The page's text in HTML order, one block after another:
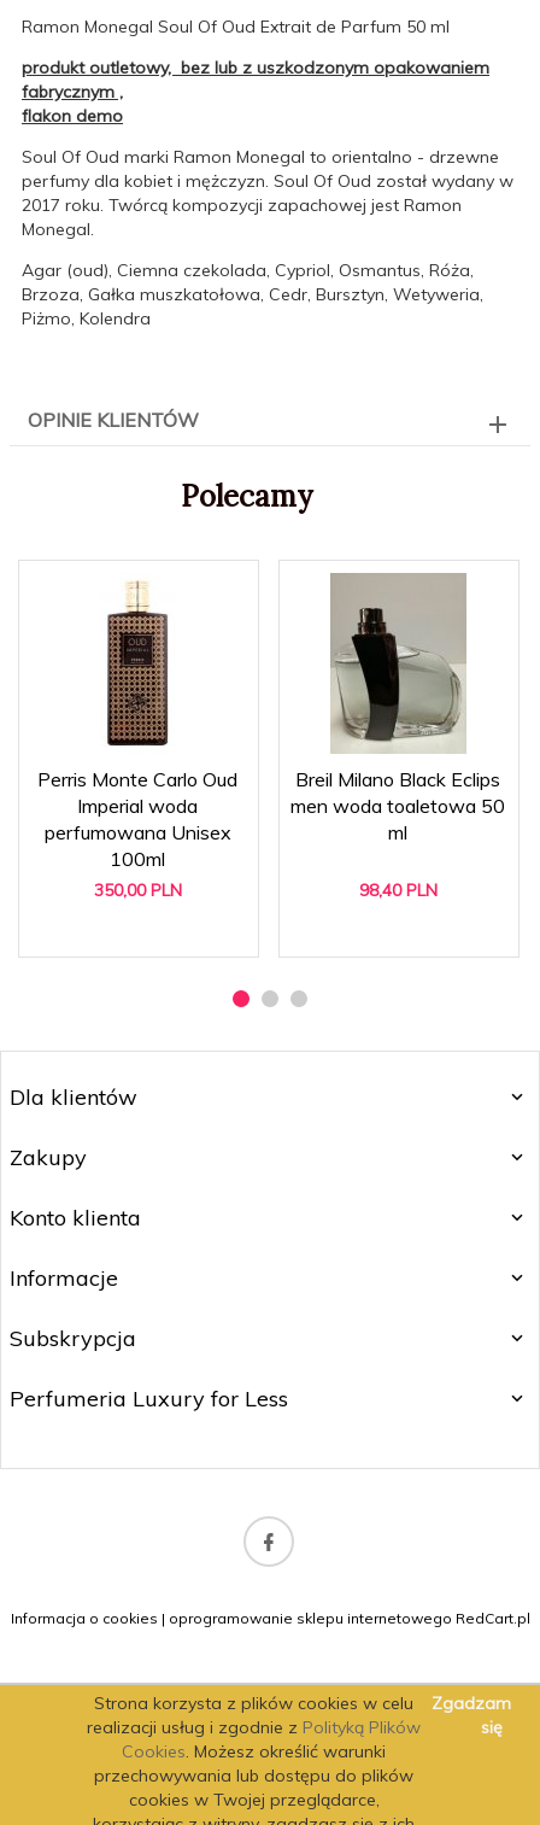
Ramon Monegal Soul Of Oud Extrait de Parfum 50 ml
produkt outletowy, bez lub z uszkodzonym opakowaniem
fabrycznym ,
flakon demo
Soul Of Oud marki Ramon Monegal to orientalno - drzewne
perfumy dla kobiet i mężczyzn. Soul Of Oud został wydany w
2017 roku. Twórcą kompozycji zapachowej jest Ramon
Monegal.
Agar (oud), Ciemna czekolada, Cypriol, Osmantus, Róża,
Brzoza, Gałka muszkatołowa, Cedr, Bursztyn, Wetyweria,
Piżmo, Kolendra
OPINIE KLIENTÓW
Polecamy
Perris Monte Carlo Oud
Imperial woda
perfumowana Unisex
100ml
350,00 PLN
Breil Milano Black Eclips
men woda toaletowa 50
ml
98,40 PLN
Dla klientów
Zakupy
Konto klienta
Informacje
Subskrypcja
Perfumeria Luxury for Less
Informacja o cookies | oprogramowanie sklepu internetowego RedCart.pl
Strona korzysta z plików cookies w celu
realizacji usług i zgodnie z Polityką Plików
Cookies . Możesz określić warunki
przechowywania lub dostępu do plików
cookies w Twojej przeglądarce,
Zgadzam
się